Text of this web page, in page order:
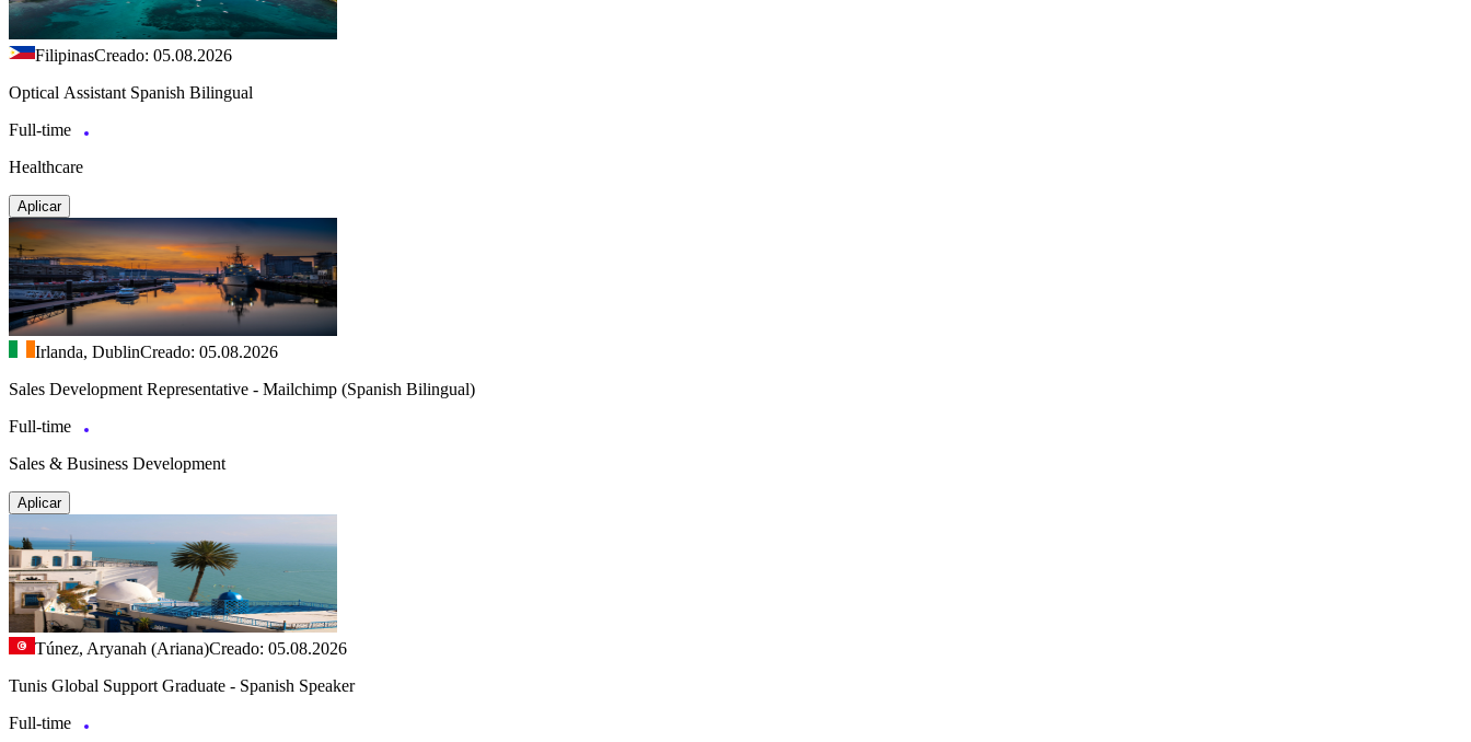
FilipinasCreado: 05.08.2026
Optical Assistant Spanish Bilingual
Full-time
Healthcare
Aplicar
Irlanda, DublinCreado: 05.08.2026
Sales Development Representative - Mailchimp (Spanish Bilingual)
Full-time
Sales & Business Development
Aplicar
Túnez, Aryanah (Ariana)Creado: 05.08.2026
Tunis Global Support Graduate - Spanish Speaker
Full-time